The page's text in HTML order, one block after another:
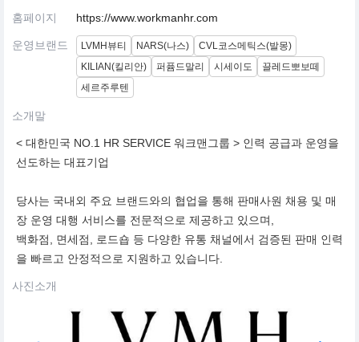
홈페이지 https://www.workmanhr.com
운영브랜드 LVMH뷰티 NARS(나스)
CVL코스메틱스(발몽)
KILIAN(킬리안)
퍼퓸드말리 시세이도
끌레드뽀보떼
세르주루텐
소개말
< 대한민국 NO.1 HR SERVICE 워크맨그룹 > 인력 공급과 운영을
선도하는 대표기업
당사는 국내외 주요 브랜드와의 협업을 통해 판매사원 채용 및 매
장 운영 대행 서비스를 전문적으로 제공하고 있으며,
백화점, 면세점, 로드숍 등 다양한 유통 채널에서 검증된 판매 인력
을 빠르고 안정적으로 지원하고 있습니다.
사진소개